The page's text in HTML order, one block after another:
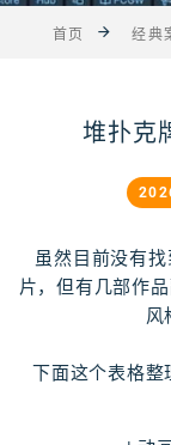
首页 经典
堆扑克
虽然目前没有
片，但有几部作品
风
下面这个表格整